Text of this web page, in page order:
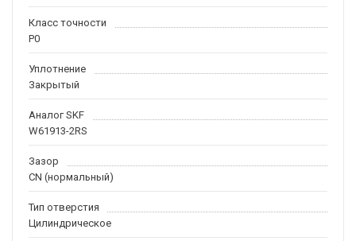
Класс точности
P0
Уплотнение
Закрытый
Аналог SKF
W61913-2RS
Зазор
CN (нормальный)
Тип отверстия
Цилиндрическое